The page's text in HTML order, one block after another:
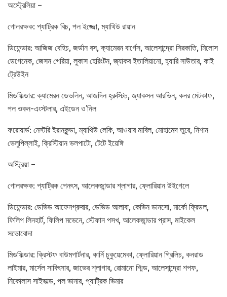
অস্ট্রেলিয়া –
গোলরক্ষক: প্যাট্রিক বিচ, পল ইজ্জো, ম্যাথিউ রায়ান
ডিফেন্ডার: আজিজ বেহিচ, জর্ডান বস, ক্যামেরন বার্গেস, আলেসান্দ্রো সিরকাতি, মিলোস
ডেগেনেক, জেসন গেরিয়া, লুকাস হেরিংটন, জ্যাকব ইতালিয়ানো, হ্যারি সাউতার, কাই
ট্রেউইন
মিডফিল্ডার: ক্যামেরন ডেভলিন, আজদিন হ্রুস্টিচ, জ্যাকসন আরভিন, কনর মেটকাফ,
পল ওকন-এংস্টলার, এইডেন ও’নিল
ফরোয়ার্ড: নেস্টরি ইরানকুন্ডা, ম্যাথিউ লেকি, আওয়ার মাবিল, মোহামেদ তুরে, নিশান
ভেলুপিল্লাই, ক্রিস্টিয়ান ভলপাটো, টেটে ইয়েঙ্গি
অস্ট্রিয়া –
গোলরক্ষক: প্যাট্রিক পেনৎস, আলেকজান্ডার শ্লাগার, ফ্লোরিয়ান উইগেলে
ডিফেন্ডার: ডেভিড আফেনগ্রুবার, ডেভিড আলাবা, কেভিন ডানসো, মার্কো ফ্রিডল,
ফিলিপ লিনহার্ট, ফিলিপ মভেনে, স্টেফান পসখ, আলেকজান্ডার প্রাস, মাইকেল
সভোবোদা
মিডফিল্ডার: ক্রিস্টফ বাউমগার্টনার, কার্নি চুকুয়েমেকা, ফ্লোরিয়ান গ্রিলিচ, কনরাড
লাইমার, মার্সেল সাবিৎসার, জাভের শ্লাগার, রোমানো শ্মিড, আলেসান্দ্রো শপফ,
নিকোলাস সাইভাল্ড, পল ভানার, প্যাট্রিক ভিমার